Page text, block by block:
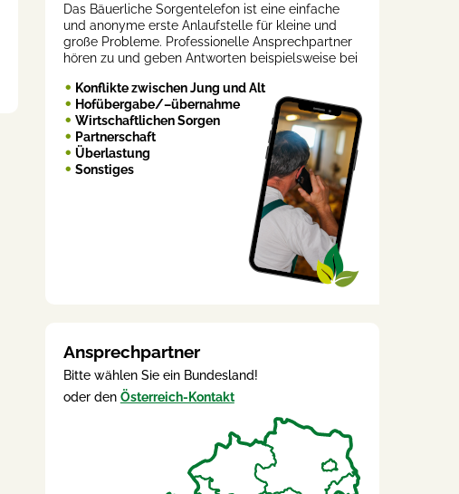
Das Bäuerliche Sorgentelefon ist eine einfache
und anonyme erste Anlaufstelle für kleine und
große Probleme. Professionelle Ansprechpartner
hören zu und geben Antworten beispielsweise bei
Konflikte zwischen Jung und Alt
Hofübergabe/–übernahme
Wirtschaftlichen Sorgen
Partnerschaft
Überlastung
Sonstiges
Ansprechpartner
Bitte wählen Sie ein Bundesland!
oder den Österreich-Kontakt